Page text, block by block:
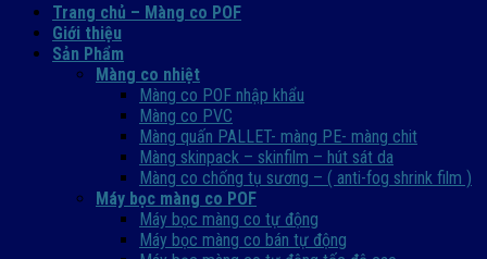
Trang chủ – Màng co POF
Giới thiệu
Sản Phẩm
Màng co nhiệt
Màng co POF nhập khẩu
Màng co PVC
Màng quấn PALLET- màng PE- màng chit
Màng skinpack – skinfilm – hút sát da
Màng co chống tụ sương – ( anti-fog shrink film )
Máy bọc màng co POF
Máy bọc màng co tự động
Máy bọc màng co bán tự động